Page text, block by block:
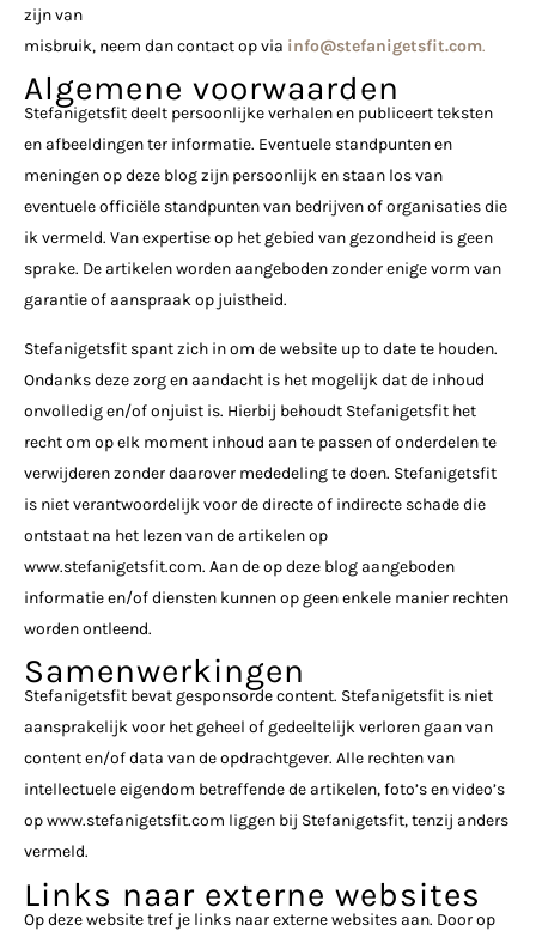
zijn van
misbruik, neem dan contact op via info@stefanigetsfit.com.
Algemene voorwaarden
Stefanigetsfit deelt persoonlijke verhalen en publiceert teksten
en afbeeldingen ter informatie. Eventuele standpunten en
meningen op deze blog zijn persoonlijk en staan los van
eventuele officiële standpunten van bedrijven of organisaties die
ik vermeld. Van expertise op het gebied van gezondheid is geen
sprake. De artikelen worden aangeboden zonder enige vorm van
garantie of aanspraak op juistheid.
Stefanigetsfit spant zich in om de website up to date te houden.
Ondanks deze zorg en aandacht is het mogelijk dat de inhoud
onvolledig en/of onjuist is. Hierbij behoudt Stefanigetsfit het
recht om op elk moment inhoud aan te passen of onderdelen te
verwijderen zonder daarover mededeling te doen. Stefanigetsfit
is niet verantwoordelijk voor de directe of indirecte schade die
ontstaat na het lezen van de artikelen op
www.stefanigetsfit.com. Aan de op deze blog aangeboden
informatie en/of diensten kunnen op geen enkele manier rechten
worden ontleend.
Samenwerkingen
Stefanigetsfit bevat gesponsorde content. Stefanigetsfit is niet
aansprakelijk voor het geheel of gedeeltelijk verloren gaan van
content en/of data van de opdrachtgever. Alle rechten van
intellectuele eigendom betreffende de artikelen, foto’s en video’s
op www.stefanigetsfit.com liggen bij Stefanigetsfit, tenzij anders
vermeld.
Links naar externe websites
Op deze website tref je links naar externe websites aan. Door op